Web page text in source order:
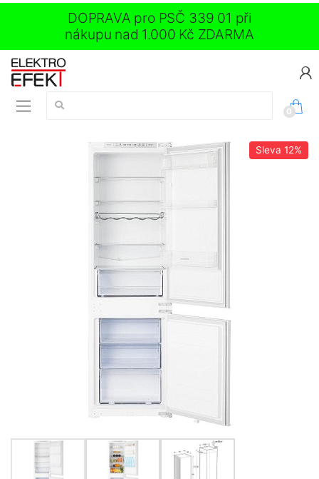
DOPRAVA pro PSČ 339 01 při
nákupu nad 1.000 Kč ZDARMA
Vyhledávání:
0
Sleva 12%